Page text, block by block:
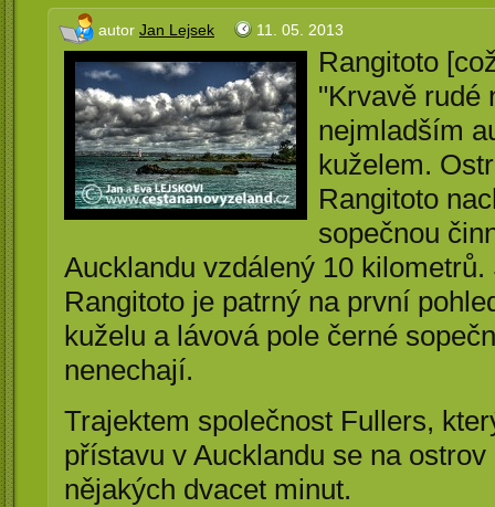
autor Jan Lejsek 11. 05. 2013
Rangitoto
"Krvavě rudé
nejmladším
kuželem.
Rangitoto
sopečnou
Aucklandu vzdálený 10
Rangitoto je patrný na první
kuželu a lávová pole černé
nenechají.
Trajektem společnost Fullers,
přístavu v Aucklandu se na
nějakých dvacet minut.